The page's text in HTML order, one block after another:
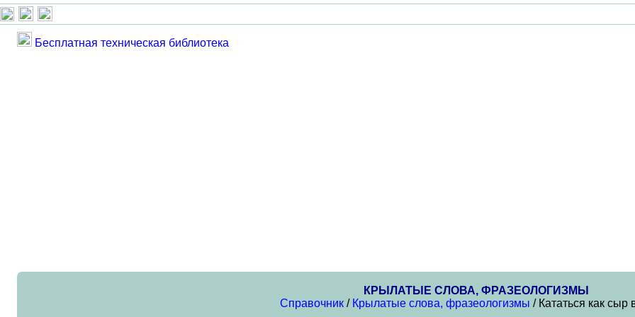
Бесплатная техническая библиотека
КРЫЛАТЫЕ СЛОВА, ФРАЗЕОЛОГИЗМЫ
Справочник / Крылатые слова, фразеологизмы / Кататься как сыр